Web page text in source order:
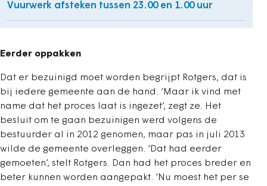
Vuurwerk afsteken tussen 23.00 en 1.00 uur
Eerder oppakken
Dat er bezuinigd moet worden begrijpt Rotgers, dat is
bij iedere gemeente aan de hand. ‘Maar ik vind met
name dat het proces laat is ingezet’, zegt ze. Het
besluit om te gaan bezuinigen werd volgens de
bestuurder al in 2012 genomen, maar pas in juli 2013
wilde de gemeente overleggen. ‘Dat had eerder
gemoeten’, stelt Rotgers. Dan had het proces breder en
beter kunnen worden aangepakt. ‘Nu moest het per se